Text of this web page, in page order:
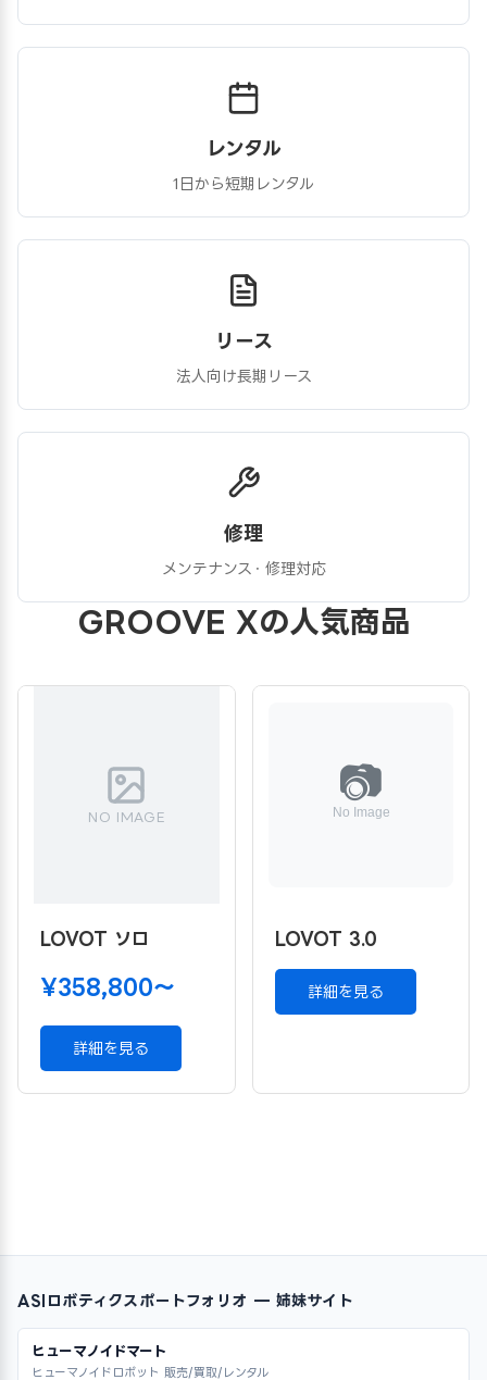
レンタル
1日から短期レンタル
リース
法人向け長期リース
修理
メンテナンス・修理対応
GROOVE Xの人気商品
NO IMAGE
LOVOT ソロ
¥358,800〜
詳細を見る
LOVOT 3.0
詳細を見る
ASIロボティクスポートフォリオ — 姉妹サイト
ヒューマノイドマート
ヒューマノイドロボット 販売/買取/レンタル